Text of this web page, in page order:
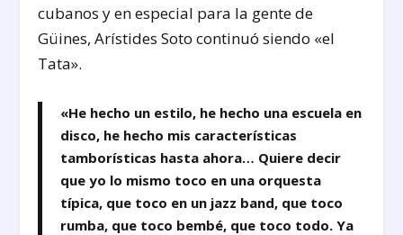
cubanos y en especial para la gente de
Güines, Arístides Soto continuó siendo «el
Tata».
«He hecho un estilo, he hecho una escuela en
disco, he hecho mis características
tamborísticas hasta ahora… Quiere decir
que yo lo mismo toco en una orquesta
típica, que toco en un jazz band, que toco
rumba, que toco bembé, que toco todo. Ya